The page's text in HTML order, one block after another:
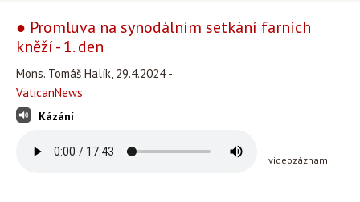
● Promluva na synodálním setkání farních
kněží - 1. den
Mons. Tomáš Halík, 29.4.2024 -
VaticanNews
Kázání
videozáznam